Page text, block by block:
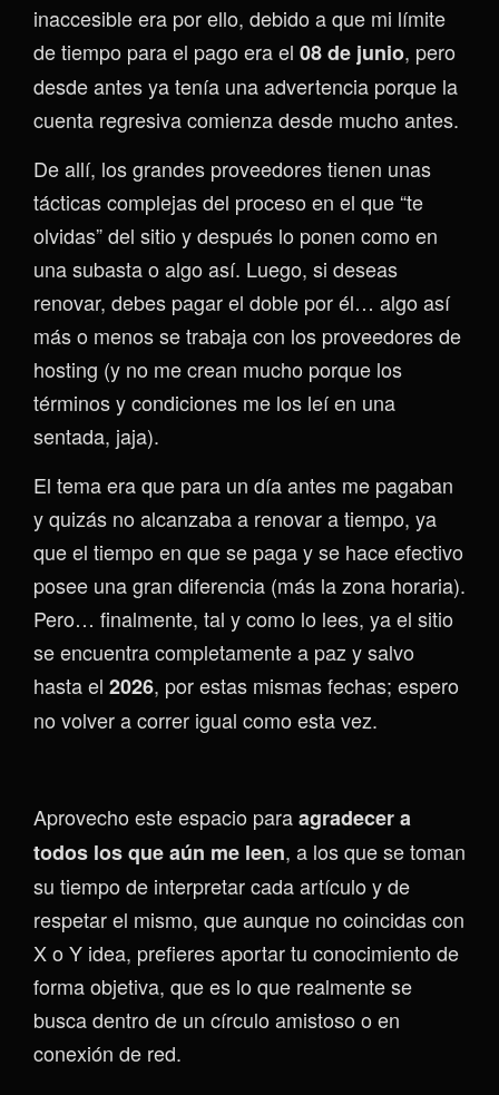
inaccesible era por ello, debido a que mi límite
de tiempo para el pago era el 08 de junio, pero
desde antes ya tenía una advertencia porque la
cuenta regresiva comienza desde mucho antes.
De allí, los grandes proveedores tienen unas
tácticas complejas del proceso en el que “te
olvidas” del sitio y después lo ponen como en
una subasta o algo así. Luego, si deseas
renovar, debes pagar el doble por él… algo así
más o menos se trabaja con los proveedores de
hosting (y no me crean mucho porque los
términos y condiciones me los leí en una
sentada, jaja).
El tema era que para un día antes me pagaban
y quizás no alcanzaba a renovar a tiempo, ya
que el tiempo en que se paga y se hace efectivo
posee una gran diferencia (más la zona horaria).
Pero… finalmente, tal y como lo lees, ya el sitio
se encuentra completamente a paz y salvo
hasta el 2026, por estas mismas fechas; espero
no volver a correr igual como esta vez.
Aprovecho este espacio paraagradecer a
todos los que aún me leen, a los que se toman
su tiempo de interpretar cada artículo y de
respetar el mismo, que aunque no coincidas con
X o Y idea, prefieres aportar tu conocimiento de
forma objetiva, que es lo que realmente se
busca dentro de un círculo amistoso o en
conexión de red.